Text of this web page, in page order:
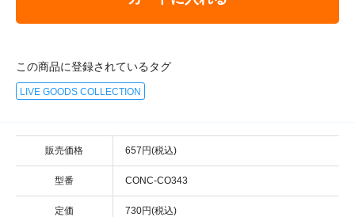
この商品に登録されているタグ
LIVE GOODS COLLECTION
販売価格 657円(税込)
型番 CONC-CO343
定価 730円(税込)